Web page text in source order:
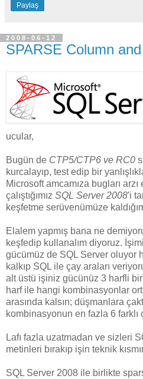
Paylaş
2008-06-12
SPARSE Column
ucular,
Bugün de CTP5/CTP6 ve RC0
kurcalayıp, test edip bir
Microsoft amcamıza bugları
çalıştığımız SQL Server 2008'i
keşfetme serüvenümüze
Elalem yapmış bana ne
keşfedip kullanalım diyoruz.
gücümüz de SQL Server oluyor
kalkıp SQL ile çay araları
alt üstü işiniz gücünüz 3 harfli
harf ile hangi kombinasyonlar
arasında kalsın; düşmanlara
kombinasyonun en fazla 6 farklı
Lafı fazla uzatmadan ve sizleri
metinleri bırakıp işin teknik
SQL Server 2008 ile birlikte